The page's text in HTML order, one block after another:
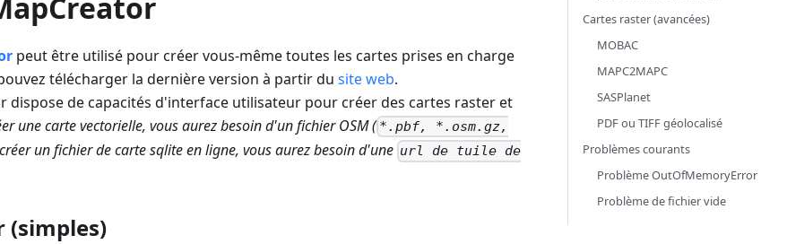
peut être utilisé pour créer vous-même toutes les cartes prises en charge
télécharger la dernière version à partir du site web.
dispose de capacités d'interface utilisateur pour créer des cartes raster et
une carte vectorielle, vous aurez besoin d'un fichier OSM ( *.pbf, *.osm.gz,
un fichier de carte sqlite en ligne, vous aurez besoin d'une url de tuile de
(simples)
Cartes raster (avancées)
MOBAC
MAPC2MAPC
SASPlanet
PDF ou TIFF géolocalisé
Problèmes courants
Problème OutOfMemoryError
Problème de fichier vide